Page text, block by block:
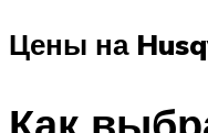
Цены на